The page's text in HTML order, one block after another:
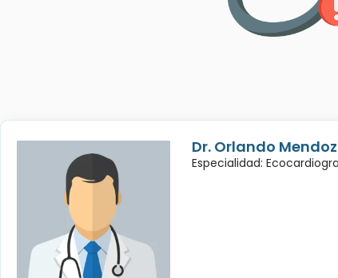
Dr. Orlando
Especialidad: